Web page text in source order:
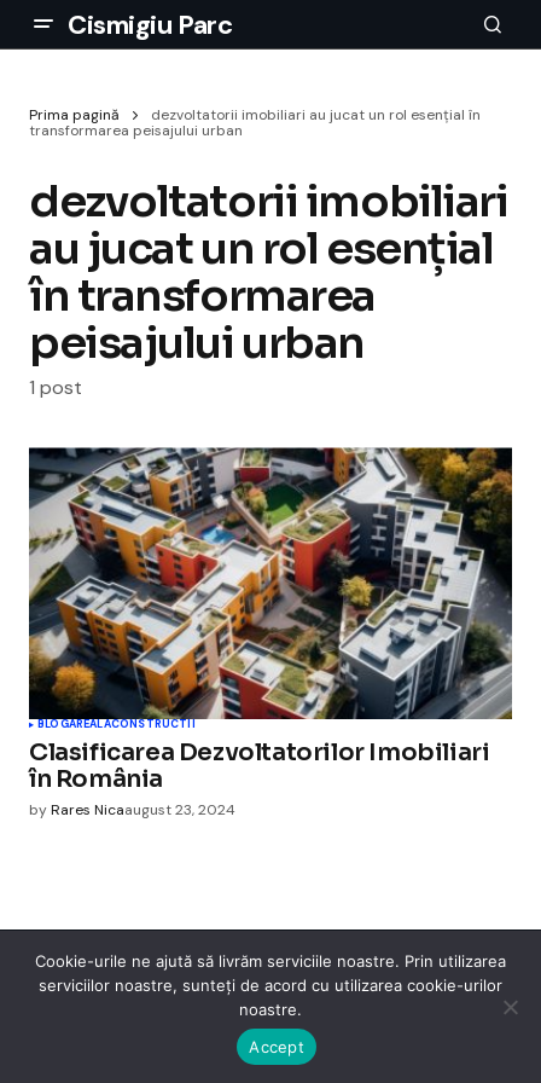
Cismigiu Parc
Prima pagină
dezvoltatorii imobiliari au jucat un rol esențial în
transformarea peisajului urban
dezvoltatorii imobiliari
au jucat un rol esențial
în transformarea
peisajului urban
1 post
BLOGAREALACONSTRUCTII
Clasificarea Dezvoltatorilor Imobiliari
în România
byRares Nicaaugust 23, 2024
Cismigiu Parc
© 2024 CismigiuParc. All Rights Reserved.
ModaSarbatoriTelefoane
Cookie-urile ne ajută să livrăm serviciile noastre. Prin utilizarea
serviciilor noastre, sunteți de acord cu utilizarea cookie-urilor
noastre.
Accept